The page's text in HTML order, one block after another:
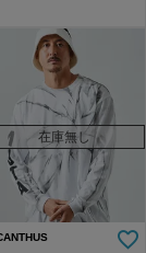
在庫無し